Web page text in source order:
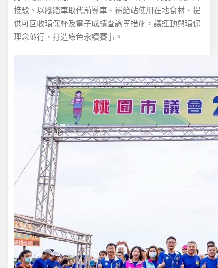
接駁、以腳踏車取代前導車、補給站使用在地食材、提
供可回收環保杯及電子成績查詢等措施，讓運動與環保
理念並行，打造綠色永續賽事。